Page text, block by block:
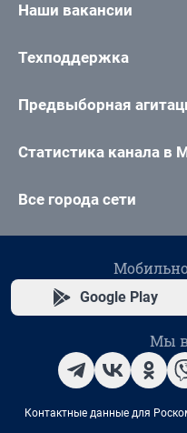
Наши вакансии
Техподдержка
Предвыборная
Статистика канала в
Все города сети
Google Play
Мы в
Контактные данные для